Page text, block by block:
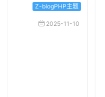
Z-blogPHP主题
2025-11-10